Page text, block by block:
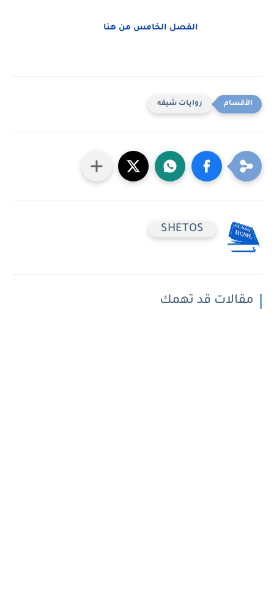
الفصل الخامس من هنا
روايات شيقه
SHETOS
مقالات قد تهمك